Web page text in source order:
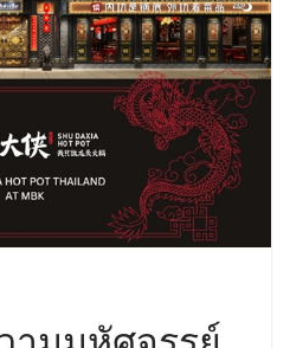
ฑ์ท้องถิ่นสู่ตลาดเชิง
ยั่งยืน
สี่มุมเมือง” ศูนย์รวมดอกไม้
ะดิษฐ์ พวงมาลัย และสังฆ
ร ขอเชิญเลือกซื้อมาลัย
ต้อนรับวันแม่ เปิดให้
ลอด 24 ชั่วโมง